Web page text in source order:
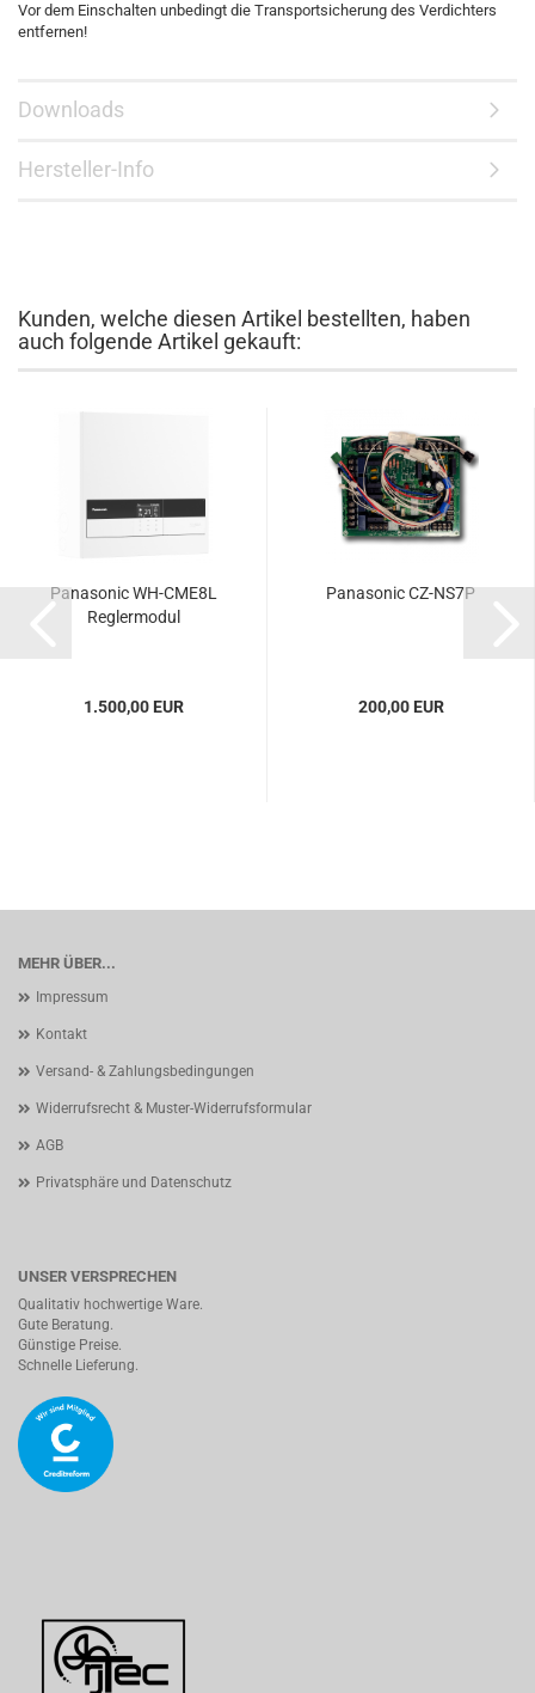
Vor dem Einschalten unbedingt die Transportsicherung des Verdichters
entfernen!
Downloads
Hersteller-Info
Kunden, welche diesen Artikel bestellten, haben
auch folgende Artikel gekauft:
Panasonic WH-CME8L
Reglermodul
1.500,00 EUR
Panasonic CZ-NS7P
200,00 EUR
MEHR ÜBER...
Impressum
Kontakt
Versand- & Zahlungsbedingungen
Widerrufsrecht & Muster-Widerrufsformular
AGB
Privatsphäre und Datenschutz
UNSER VERSPRECHEN
Qualitativ hochwertige Ware.
Gute Beratung.
Günstige Preise.
Schnelle Lieferung.